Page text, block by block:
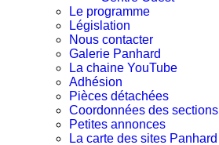
Le programme
Législation
Nous contacter
Galerie Panhard
La chaine YouTube
Adhésion
Pièces détachées
Coordonnées des sections
Petites annonces
La carte des sites Panhard